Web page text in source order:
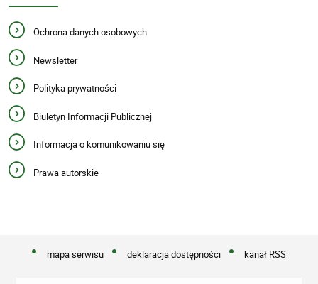
Ochrona danych osobowych
Newsletter
Polityka prywatności
Biuletyn Informacji Publicznej
Informacja o komunikowaniu się
Prawa autorskie
mapa serwisu deklaracja dostępności kanał RSS